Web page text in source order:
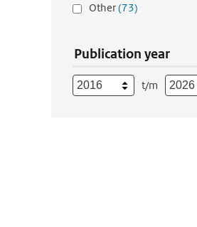
Other(73)
Publication year
t/m